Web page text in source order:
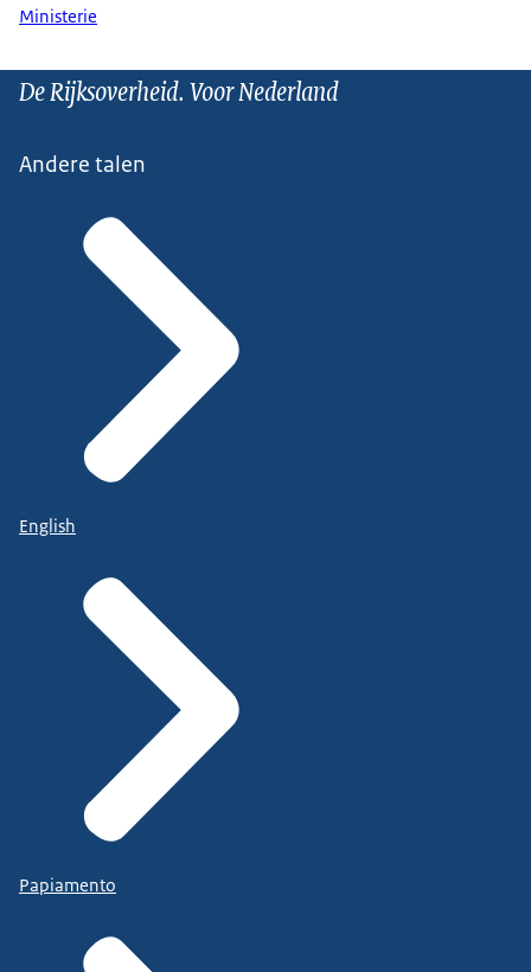
Ministerie
De Rijksoverheid. Voor Nederland
Andere talen
English
Papiamento